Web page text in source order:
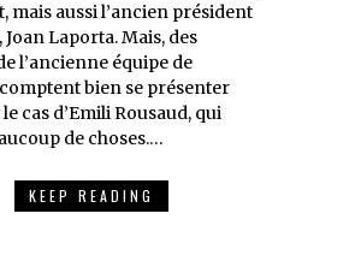
mais aussi l’ancien président
Laporta. Mais, des
l’ancienne équipe de
bien se présenter
le cas d’Emili Rousaud, qui
de choses.…
KEEP READING